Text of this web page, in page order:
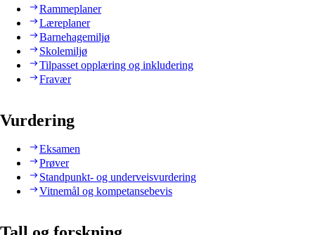
Rammeplaner
Læreplaner
Barnehagemiljø
Skolemiljø
Tilpasset opplæring og inkludering
Fravær
Vurdering
Eksamen
Prøver
Standpunkt- og underveisvurdering
Vitnemål og kompetansebevis